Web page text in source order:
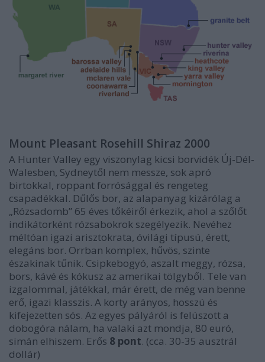
Mount Pleasant Rosehill Shiraz 2000
A Hunter Valley egy viszonylag kicsi borvidék Új-Dél-
Walesben, Sydneytől nem messze, sok apró
birtokkal, roppant forrósággal és rengeteg
csapadékkal. Dűlős bor, az alapanyag kizárólag a
„Rózsadomb” 65 éves tőkéiről érkezik, ahol a szőlőt
indikátorként rózsabokrok szegélyezik. Nevéhez
méltóan igazi arisztokrata, óvilági típusú, érett,
elegáns bor. Orrban komplex, hűvös, szinte
északinak tűnik. Csipkebogyó, aszalt meggy, rózsa,
bors, kávé és kókusz az amerikai tölgyből. Tele van
izgalommal, játékkal, már érett, de még van benne
erő, igazi klasszis. A korty arányos, hosszú és
kifejezetten sós. Az egyes pályáról is felúszott a
dobogóra nálam, ha valaki azt mondja, 80 euró,
simán elhiszem. Erős 8 pont. (cca. 30-35 ausztrál
dollár)